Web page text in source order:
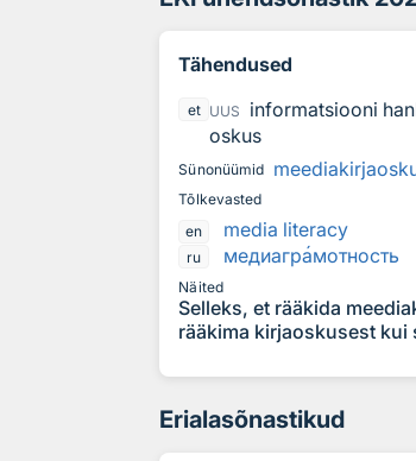
Tähendused
et UUS
informatsiooni
oskus
Sünonüümid
Tõlkevasted
en
media literacy
ru медиаграмотность
Näited
Selleks, et rääkida
rääkima kirjaoskusest kui
Erialasõnastikud